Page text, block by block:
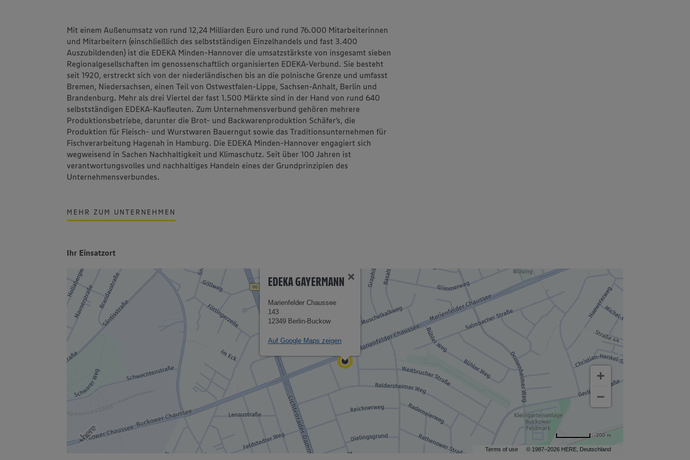
Mit einem Außenumsatz von rund 12,24 Milliarden Euro und rund 76.000 Mitarbeiterinnen
und Mitarbeitern (einschließlich des selbstständigen Einzelhandels und fast 3.400
Auszubildenden) ist die EDEKA Minden-Hannover die umsatzstärkste von insgesamt sieben
Regionalgesellschaften im genossenschaftlich organisierten EDEKA-Verbund. Sie besteht
seit 1920, erstreckt sich von der niederländischen bis an die polnische Grenze und umfasst
Bremen, Niedersachsen, einen Teil von Ostwestfalen-Lippe, Sachsen-Anhalt, Berlin und
Brandenburg. Mehr als drei Viertel der fast 1.500 Märkte sind in der Hand von rund 640
selbstständigen EDEKA-Kaufleuten. Zum Unternehmensverbund gehören mehrere
Produktionsbetriebe, darunter die Brot- und Backwarenproduktion Schäfer’s, die
Produktion für Fleisch- und Wurstwaren Bauerngut sowie das Traditionsunternehmen für
Fischverarbeitung Hagenah in Hamburg. Die EDEKA Minden-Hannover engagiert sich
wegweisend in Sachen Nachhaltigkeit und Klimaschutz. Seit über 100 Jahren ist
verantwortungsvolles und nachhaltiges Handeln eines der Grundprinzipien des
Unternehmensverbundes.
MEHR ZUM UNTERNEHMEN
Ihr Einsatzort
Terms of use © 1987–2026 HERE, Deutschland
EDEKA GAYERMANN
Marienfelder Chaussee
143
12349 Berlin-Buckow
Auf Google Maps zeigen
200 m